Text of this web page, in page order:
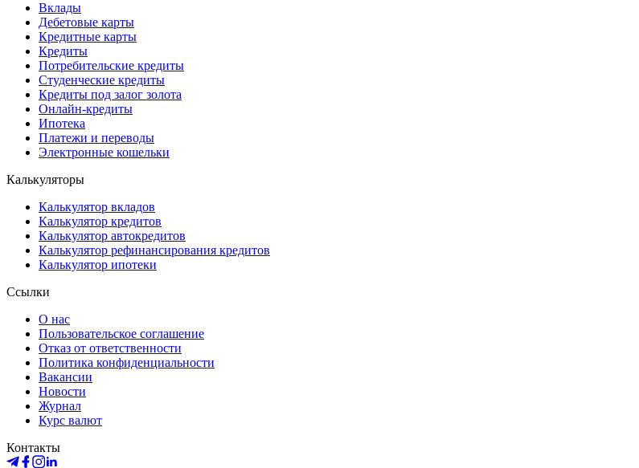
Вклады
Дебетовые карты
Кредитные карты
Кредиты
Потребительские кредиты
Студенческие кредиты
Кредиты под залог золота
Онлайн-кредиты
Ипотека
Платежи и переводы
Электронные кошельки
Калькуляторы
Калькулятор вкладов
Калькулятор кредитов
Калькулятор автокредитов
Калькулятор рефинансирования кредитов
Калькулятор ипотеки
Ссылки
О нас
Пользовательское соглашение
Отказ от ответственности
Политика конфиденциальности
Вакансии
Новости
Журнал
Курс валют
Контакты